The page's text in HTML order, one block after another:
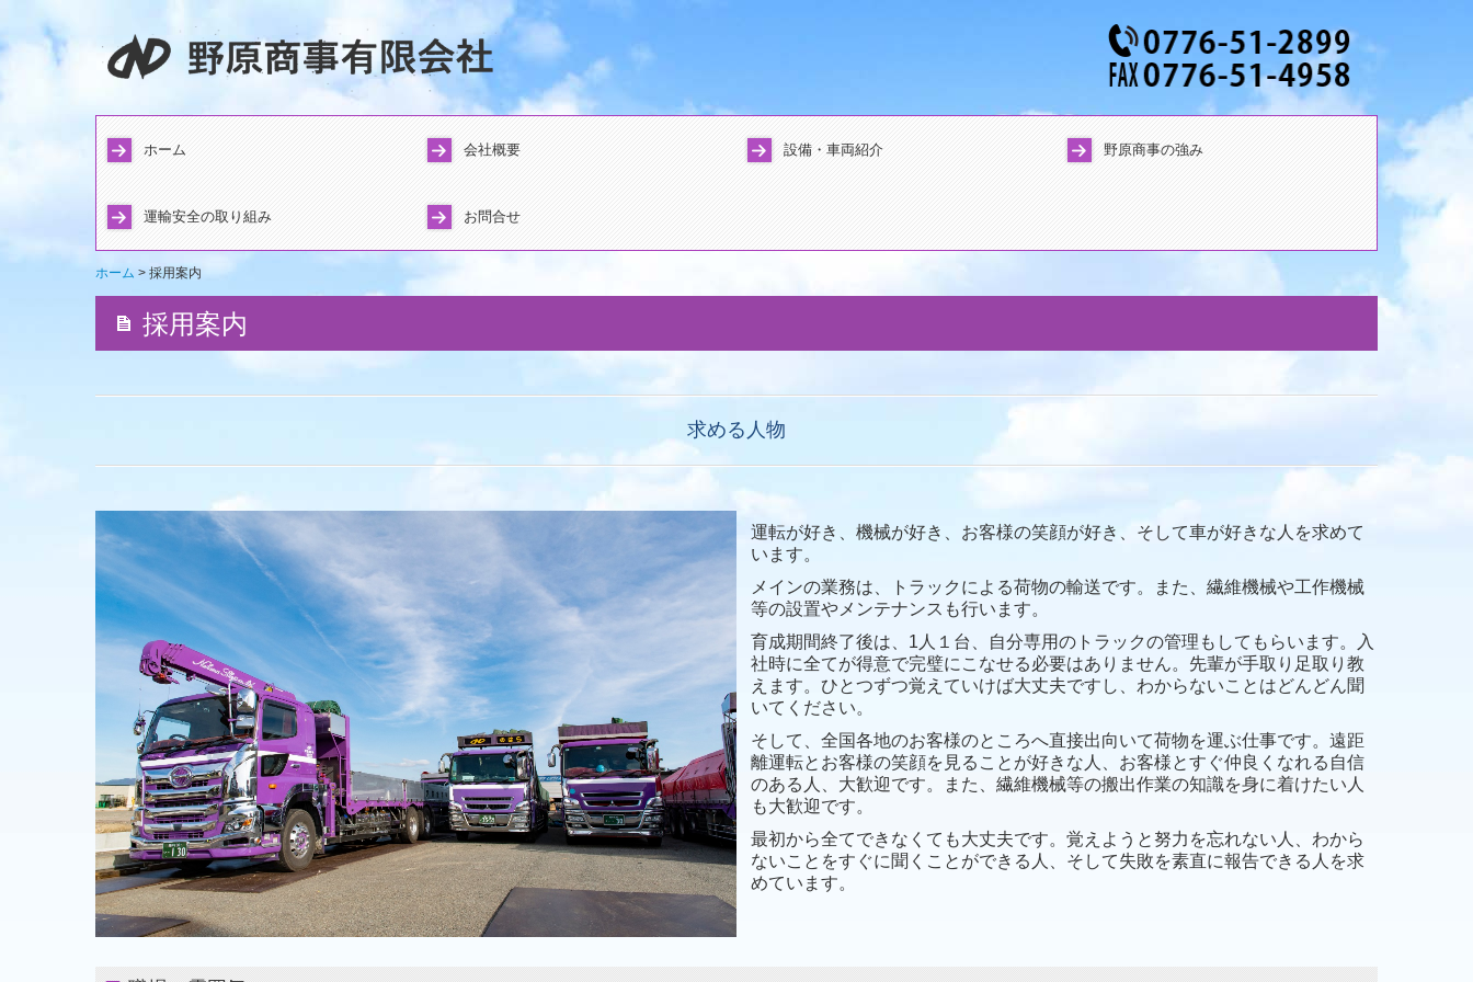
ホーム 会社概要 設備・車両紹介 野原商事の強み
運輸安全の取り組み お問合せ
ホーム 採用案内
採用案内
求める人物
運転が好き、機械が好き、お客様の笑顔が好き、そして車が好きな人を求めて
います。
メインの業務は、トラックによる荷物の輸送です。また、繊維機械や工作機械
等の設置やメンテナンスも行います。
育成期間終了後は、1人１台、自分専用のトラックの管理もしてもらいます。入
社時に全てが得意で完璧にこなせる必要はありません。先輩が手取り足取り教
えます。ひとつずつ覚えていけば大丈夫ですし、わからないことはどんどん聞
いてください。
そして、全国各地のお客様のところへ直接出向いて荷物を運ぶ仕事です。遠距
離運転とお客様の笑顔を見ることが好きな人、お客様とすぐ仲良くなれる自信
のある人、大歓迎です。また、繊維機械等の搬出作業の知識を身に着けたい人
も大歓迎です。
最初から全てできなくても大丈夫です。覚えようと努力を忘れない人、わから
ないことをすぐに聞くことができる人、そして失敗を素直に報告できる人を求
めています。